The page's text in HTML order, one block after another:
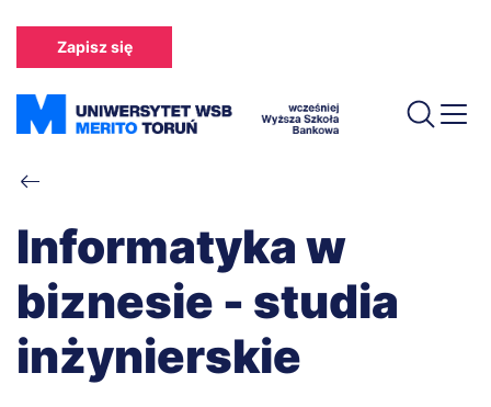
treści
Zapisz się
Ścieżka
nawigacyjna
Informatyka w
biznesie - studia
inżynierskie